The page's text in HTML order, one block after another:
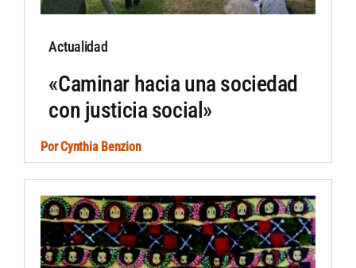
Actualidad
«Caminar hacia una sociedad
con justicia social»
PorCynthia Benzion